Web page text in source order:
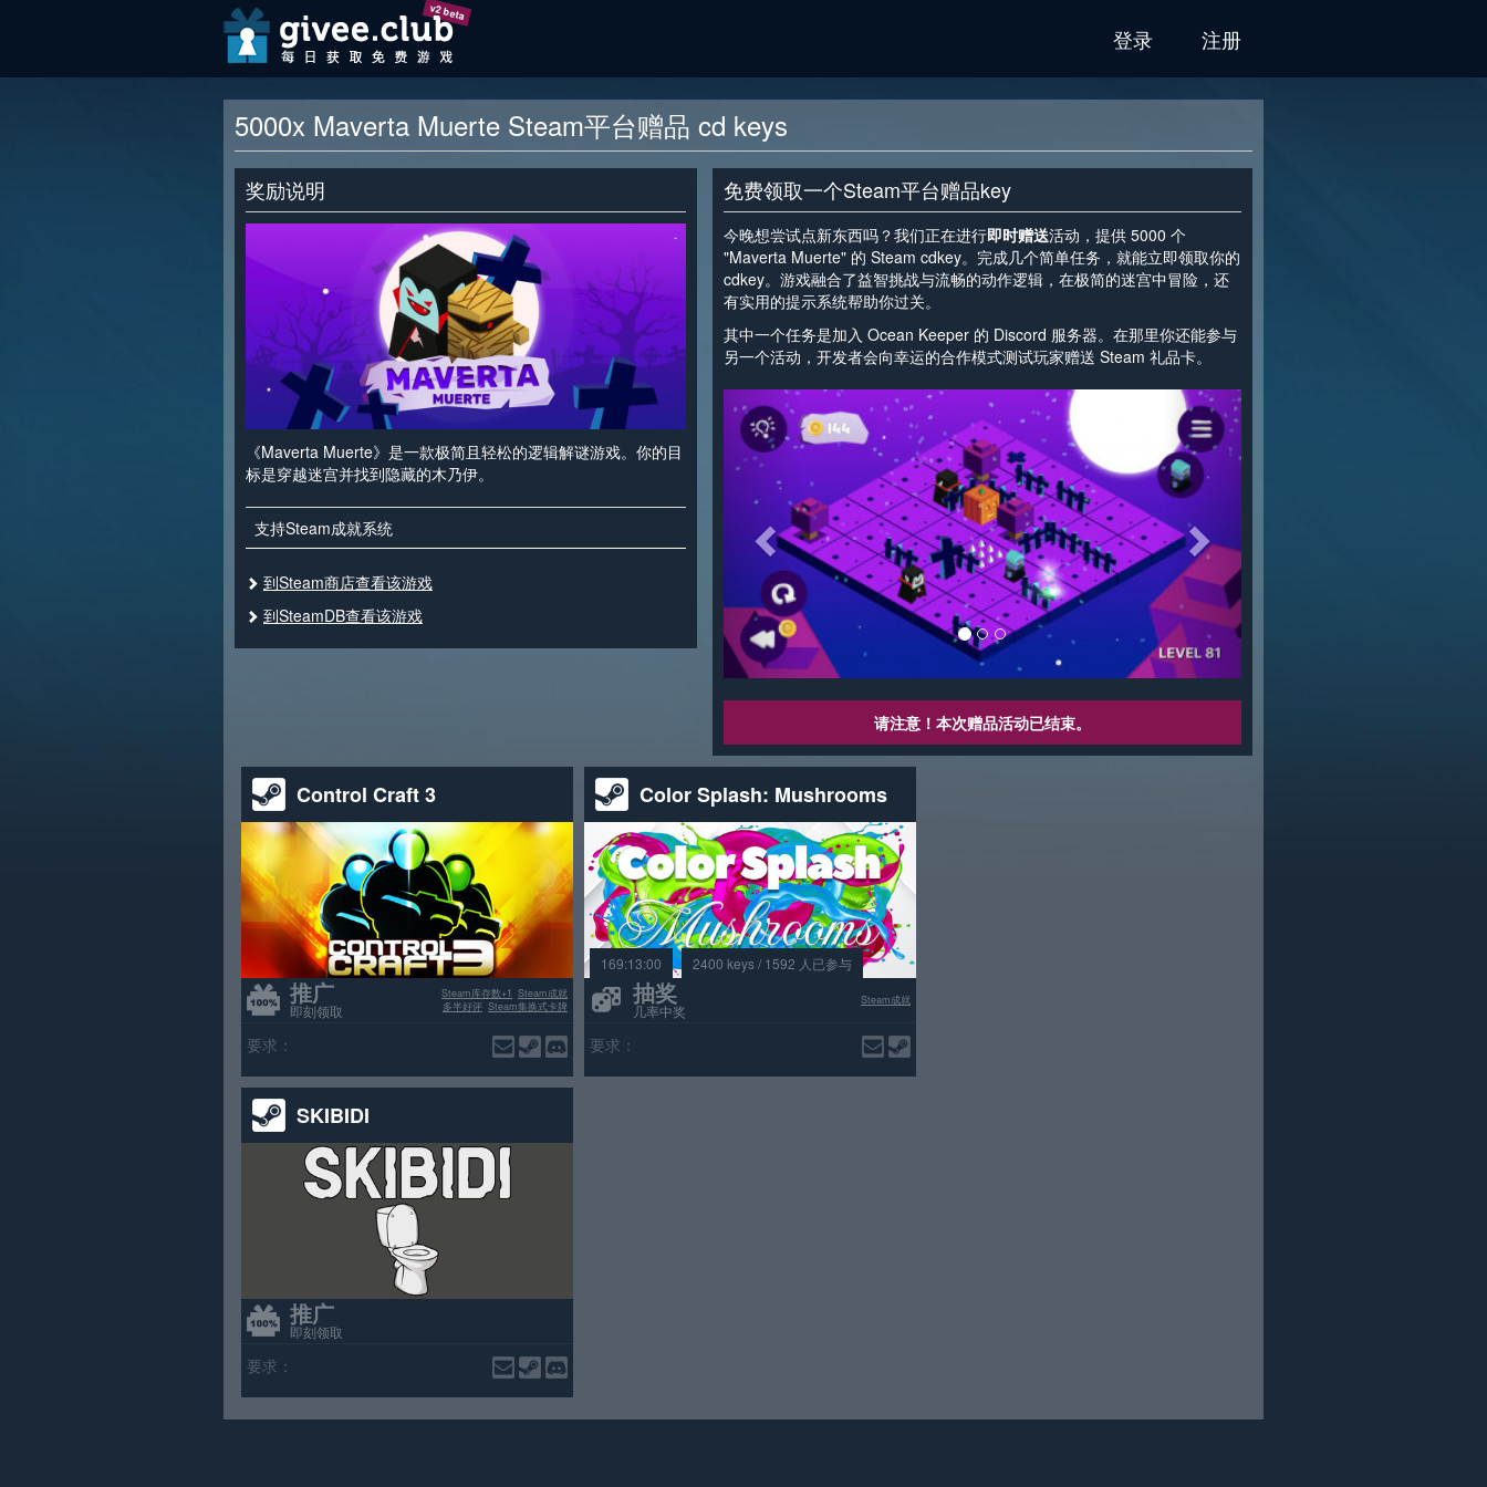
v2 beta
登录 注册
5000x Maverta Muerte Steam平台赠品 cd keys
奖励说明
《Maverta Muerte》是一款极简且轻松的逻辑解谜游戏。你的目
标是穿越迷宫并找到隐藏的木乃伊。
支持Steam成就系统
到Steam商店查看该游戏
到SteamDB查看该游戏
免费领取一个Steam平台赠品key
今晚想尝试点新东西吗？我们正在进行即时赠送活动，提供 5000 个
"Maverta Muerte" 的 Steam cdkey。完成几个简单任务，就能立即领取你的
cdkey。游戏融合了益智挑战与流畅的动作逻辑，在极简的迷宫中冒险，还
有实用的提示系统帮助你过关。
其中一个任务是加入 Ocean Keeper 的 Discord 服务器。在那里你还能参与
另一个活动，开发者会向幸运的合作模式测试玩家赠送 Steam 礼品卡。
< >
请注意！本次赠品活动已结束。
Control Craft 3
推广
即刻领取
Steam成就
Steam库存数+1
Steam集换式卡牌
多半好评
要求：
Color Splash: Mushrooms
169:13:00 2400 keys / 1592 人已参与
抽奖
几率中奖
Steam成就
要求：
SKIBIDI
推广
即刻领取
要求：